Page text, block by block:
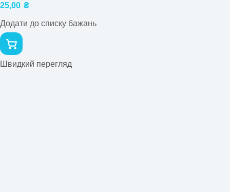
25,00 ₴
Додати до списку бажань
Швидкий перегляд